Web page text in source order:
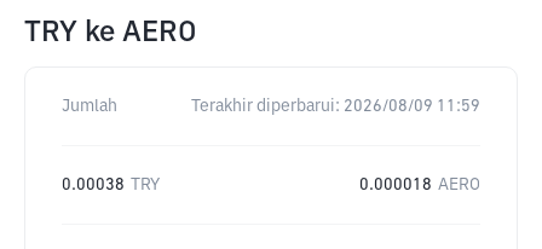
TRY ke AERO
Jumlah Terakhir diperbarui: 2026/08/09 11:59
0.00038 TRY 0.000018 AERO